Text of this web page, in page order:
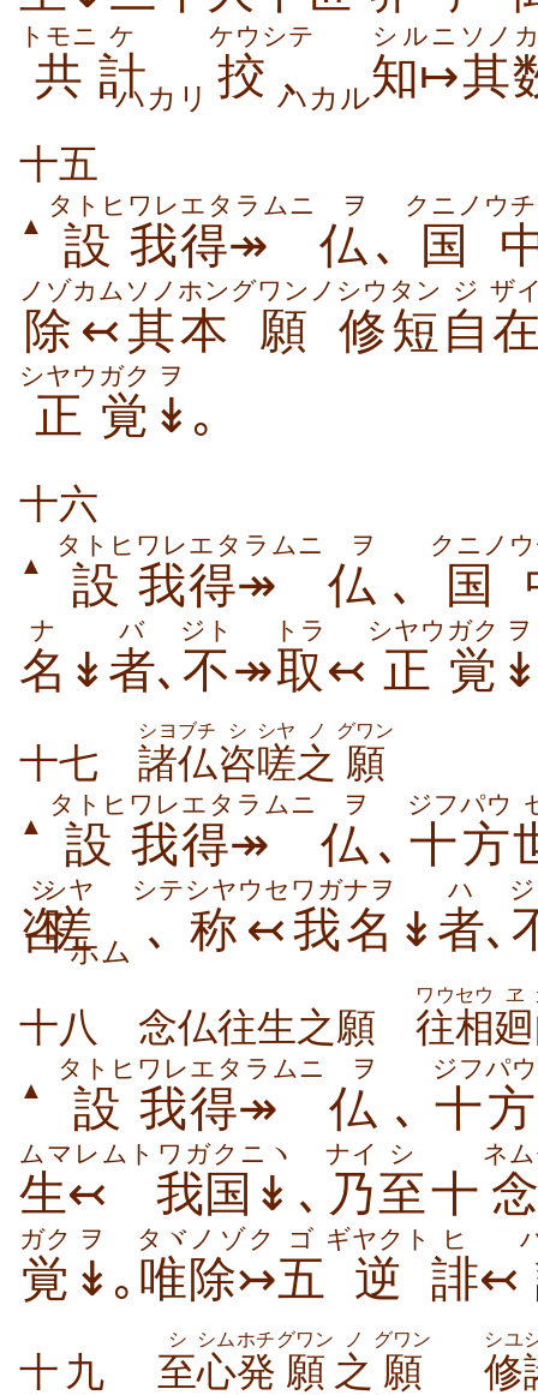
共
トモニ
計
ケ
ハカリ 挍､
ケウシテ
ハカル知↦
シルニ
其
ソノ
十五
▲ 設
タトヒ
我
ワレ
得↠
エタラムニ
仏
ヲ
､ 国
クニノ ウ
除↢
ノゾカム
其
ソノ
本
ホン
願
グワンノ
修短
シウタン
自
ジ ザ
正
シヤウ
覚
ガク
↡
ヲ
｡
十六
▲ 設
タトヒ
我
ワレ
得↠
エタラムニ
仏
ヲ
､ 国
クニノ
名
ナ
↡ 者
バ
､ 不
ジト
↠取
トラ
↢ 正
シヤウ
覚
ガク ヲ
十七 諸仏
シヨブチ
咨
シ
嗟
シヤ
之
ノ
願
グワン
▲ 設
タトヒ
我
ワレ
得↠
エタラムニ
仏
ヲ
､ 十方
ジフパウ
咨
シ
嗟
シヤ
ホム ､
シテ
称↢
シヤウセ
我名
ワガナヲ
↡ 者
ハ
､
十八 念仏往生之願 往相
ワウセウ
廻
ヱ
▲ 設
タトヒ
我
ワレ
得↠
エタラムニ
仏
ヲ
､ 十方
ジフパウ
生↢
ムマレムト
我国↡
ワガクニヽ
､ 乃
ナイ
至
シ
十
ネ
覚
ガク
↡
ヲ
｡ 唯
タヾ
除↣
ノゾク
五
ゴ
逆
ギヤクト
誹
ヒ
↢
十九 至
シ
心
シム
発
ホチ
願
グワン
之
ノ
願
グワン
修
シユ